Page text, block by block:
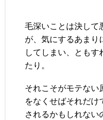
毛深いことは決して
が、気にするあまり
してしまい、ともす
たり。
それこそがモテない
をなくせばそれだけ
されるかもしれない